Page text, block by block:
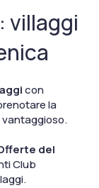
villaggi
con
la
vantaggioso.
del
Club